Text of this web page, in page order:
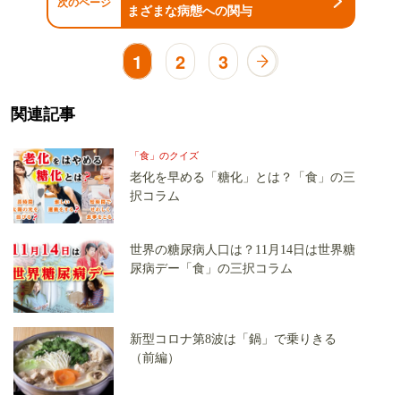
まざまな病態への関与
1 2 3
関連記事
「食」のクイズ
老化を早める「糖化」とは？「食」の三
択コラム
世界の糖尿病人口は？11月14日は世界糖
尿病デー「食」の三択コラム
新型コロナ第8波は「鍋」で乗りきる
（前編）